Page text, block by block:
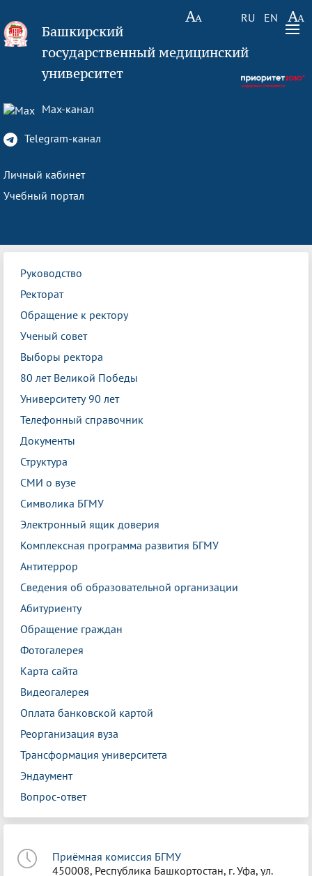
RU EN
Башкирский
государственный медицинский
университет
Max-канал
Telegram-канал
Личный кабинет
Учебный портал
Руководство
Ректорат
Обращение к ректору
Ученый совет
Выборы ректора
80 лет Великой Победы
Университету 90 лет
Телефонный справочник
Документы
Структура
СМИ о вузе
Символика БГМУ
Электронный ящик доверия
Комплексная программа развития БГМУ
Антитеррор
Сведения об образовательной организации
Абитуриенту
Обращение граждан
Фотогалерея
Карта сайта
Видеогалерея
Оплата банковской картой
Реорганизация вуза
Трансформация университета
Эндаумент
Вопрос-ответ
Приёмная комиссия БГМУ
450008, Республика Башкортостан, г. Уфа, ул.